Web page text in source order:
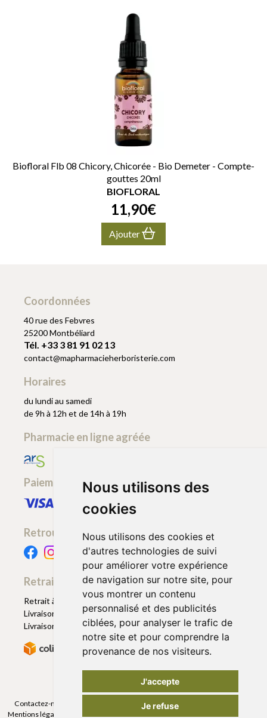
Nous utilisons des
cookies
Nous utilisons des cookies et
d'autres technologies de suivi
pour améliorer votre expérience
de navigation sur notre site, pour
vous montrer un contenu
personnalisé et des publicités
ciblées, pour analyser le trafic de
notre site et pour comprendre la
provenance de nos visiteurs.
J'accepte
Je refuse
Biofloral Flb 08 Chicory, Chicorée - Bio Demeter - Compte-
gouttes 20ml
BIOFLORAL
11,90€
Ajouter
Coordonnées
40 rue des Febvres
25200 Montbéliard
Tél. +33 3 81 91 02 13
contact@mapharmacieherboristerie.com
Horaires
du lundi au samedi
de 9h à 12h et de 14h à 19h
Pharmacie en ligne agréée
Paiement sécurisé
Retrouvez-nous
Retrait - Livraison
Retrait à la pharmacie - Click & Collect
Livraison en Point Relais
Livraison à domicile
Contactez-nous | Déclarer un effet indésirable
Mentions légales